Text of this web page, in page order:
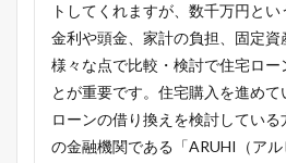
トしてくれますが、数千万円とい
金利や頭金、家計の負担、固定
様々な点で比較・検討で住宅ロー
とが重要です。住宅購入を進め
ローンの借り換えを検討してい
の金融機関である「ARUHI（ア